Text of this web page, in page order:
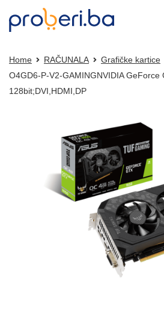
Home RAČUNALA Grafičke kartice
O4GD6-P-V2-GAMINGNVIDIA GeForce
128bit;DVI,HDMI,DP